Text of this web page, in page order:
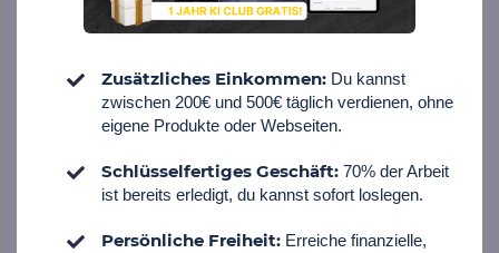
Zusätzliches Einkommen: Du kannst
zwischen 200€ und 500€ täglich verdienen, ohne
eigene Produkte oder Webseiten.
Schlüsselfertiges Geschäft: 70% der Arbeit
ist bereits erledigt, du kannst sofort loslegen.
Persönliche Freiheit: Erreiche finanzielle,